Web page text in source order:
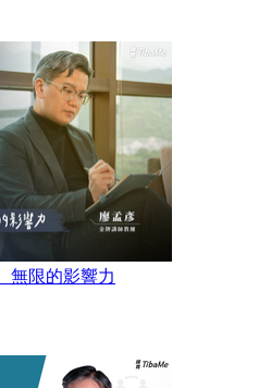
無限的影響力